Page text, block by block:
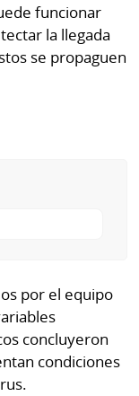
funcionar
la llegada
se propaguen
por el equipo
concluyeron
condiciones